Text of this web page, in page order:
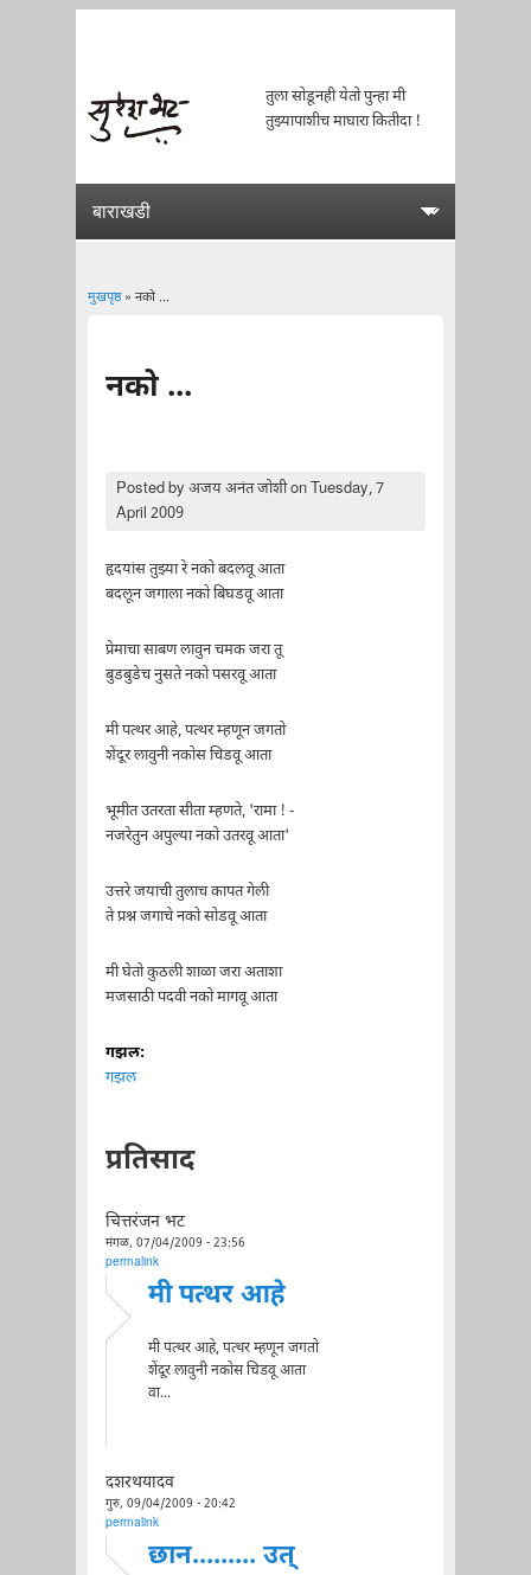
तुला सोडूनही येतो पुन्हा मी
तुझ्यापाशीच माघारा कितीदा !
मुखपृष्ठ» नको ...
नको ...
Posted byअजय अनंत जोशीon Tuesday, 7
April 2009
हृदयांस तुझ्या रे नको बदलवू आता
बदलून जगाला नको बिघडवू आता
प्रेमाचा साबण लावुन चमक जरा तू
बुडबुडेच नुसते नको पसरवू आता
मी पत्थर आहे, पत्थर म्हणून जगतो
शेंदूर लावुनी नकोस चिडवू आता
भूमीत उतरता सीता म्हणते, 'रामा ! -
नजरेतुन अपुल्या नको उतरवू आता'
उत्तरे जयाची तुलाच कापत गेली
ते प्रश्न जगाचे नको सोडवू आता
मी घेतो कुठली शाळा जरा अताशा
मजसाठी पदवी नको मागवू आता
गझल:
गझल
प्रतिसाद
चित्तरंजन भट
मंगळ, 07/04/2009 - 23:56
permalink
मी पत्थर आहे
मी पत्थर आहे, पत्थर म्हणून जगतो
शेंदूर लावुनी नकोस चिडवू आता
वा...
दशरथयादव
गुरु, 09/04/2009 - 20:42
permalink
छान......... उत्